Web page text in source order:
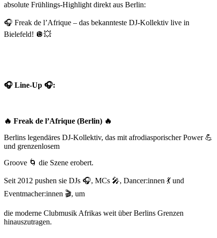
absolute Frühlings-Highlight direkt aus Berlin:
🎧 Freak de l’Afrique – das bekannteste DJ-Kollektiv live in
Bielefeld! 🪩💥
🎧 Line-Up 🎧:
🔥 Freak de l’Afrique (Berlin) 🔥
Berlins legendäres DJ-Kollektiv, das mit afrodiasporischer Power 💪
und grenzenlosem
Groove 🌀 die Szene erobert.
Seit 2012 pushen sie DJs 🎧, MCs 🎤, Dancer:innen 💃 und
Eventmacher:innen 🎬, um
die moderne Clubmusik Afrikas weit über Berlins Grenzen
hinauszutragen.